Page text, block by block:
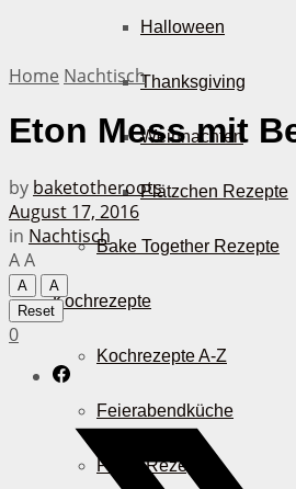
Halloween
Thanksgiving
Weihnachten
Plätzchen Rezepte
Bake Together Rezepte
Kochrezepte
Kochrezepte A-Z
Feierabendküche
Pasta Rezepte
Home Nachtisch
Eton Mess mit
by baketotheroots
August 17, 2016
in Nachtisch
AA
A
A
Reset
0